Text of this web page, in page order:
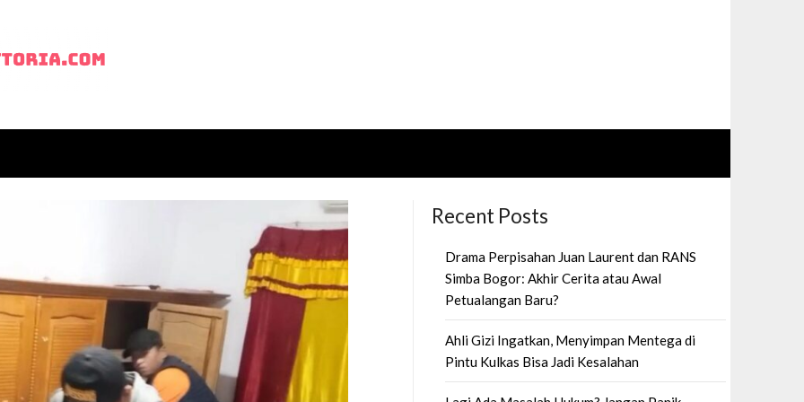
Recent Posts
Drama Perpisahan Juan Laurent dan RANS
Simba Bogor: Akhir Cerita atau Awal
Petualangan Baru?
Ahli Gizi Ingatkan, Menyimpan Mentega di
Pintu Kulkas Bisa Jadi Kesalahan